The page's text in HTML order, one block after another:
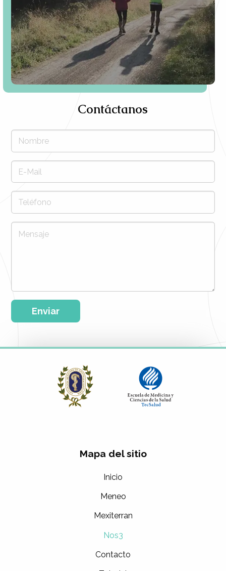
Contáctanos
Enviar
Mapa del sitio
Inicio
Meneo
Mexiterran
Nos3
Contacto